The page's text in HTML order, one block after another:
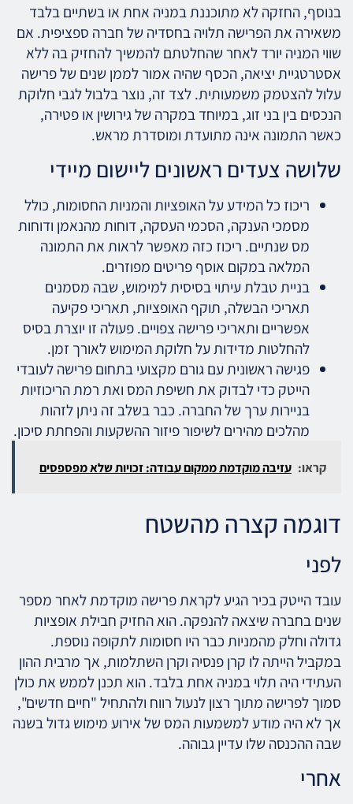
בנוסף, החזקה לא מתוכננת במניה אחת או בשתיים בלבד
משאירה את הפרישה תלויה בחסדיה של חברה ספציפית. אם
שווי המניה יורד לאחר שהחלטתם להמשיך להחזיק בה ללא
אסטרטגיית יציאה, הכסף שהיה אמור לממן שנים של פרישה
עלול להצטמק משמעותית. לצד זה, נוצר בלבול לגבי חלוקת
הנכסים בין בני זוג, במיוחד במקרה של גירושין או פטירה,
כאשר התמונה אינה מתועדת ומוסדרת מראש.
שלושה צעדים ראשונים ליישום מיידי
ריכוז כל המידע על האופציות והמניות החסומות, כולל
מסמכי הענקה, הסכמי העסקה, דוחות מהנאמן ודוחות
מס שנתיים. ריכוז כזה מאפשר לראות את התמונה
המלאה במקום אוסף פריטים מפוזרים.
בניית טבלת עיתוי בסיסית למימוש, שבה מסמנים
תאריכי הבשלה, תוקף האופציות, תאריכי פקיעה
אפשריים ותאריכי פרישה צפויים. פעולה זו יוצרת בסיס
להחלטות מדידות על חלוקת המימוש לאורך זמן.
פגישה ראשונית עם גורם מקצועי בתחום פרישה לעובדי
הייטק כדי לבדוק את חשיפת המס ואת רמת הריכוזיות
בניירות ערך של החברה. כבר בשלב זה ניתן לזהות
מהלכים מהירים לשיפור פיזור ההשקעות והפחתת סיכון.
קראו: עזיבה מוקדמת ממקום עבודה: זכויות שלא מפספסים
דוגמה קצרה מהשטח
לפני
עובד הייטק בכיר הגיע לקראת פרישה מוקדמת לאחר מספר
שנים בחברה שיצאה להנפקה. הוא החזיק חבילת אופציות
גדולה וחלק מהמניות כבר היו חסומות לתקופה נוספת.
במקביל הייתה לו קרן פנסיה וקרן השתלמות, אך מרבית ההון
העתידי היה תלוי במניה אחת בלבד. הוא תכנן לממש את כולן
סמוך לפרישה מתוך רצון לנעול רווח ולהתחיל "חיים חדשים",
אך לא היה מודע למשמעות המס של אירוע מימוש גדול בשנה
שבה ההכנסה שלו עדיין גבוהה.
אחרי